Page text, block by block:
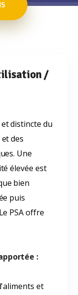
/
distincte du
des
Une
élevée est
bien
puis
PSA offre
:
et